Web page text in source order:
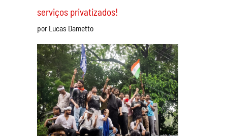
Apoio incondicional à greve dos
ferroviários da CPTM! Derrotar
Tarcísio e reestatizar todos os
serviços privatizados!
por Lucas Dametto